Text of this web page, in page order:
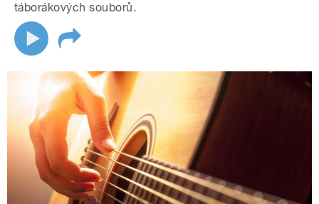
táborákových souborů.